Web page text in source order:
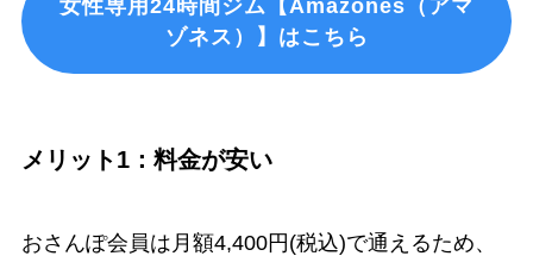
女性専用24時間ジム【Amazones（アマ
ゾネス）】はこちら
メリット1：料金が安い
おさんぽ会員は月額4,400円(税込)で通えるため、